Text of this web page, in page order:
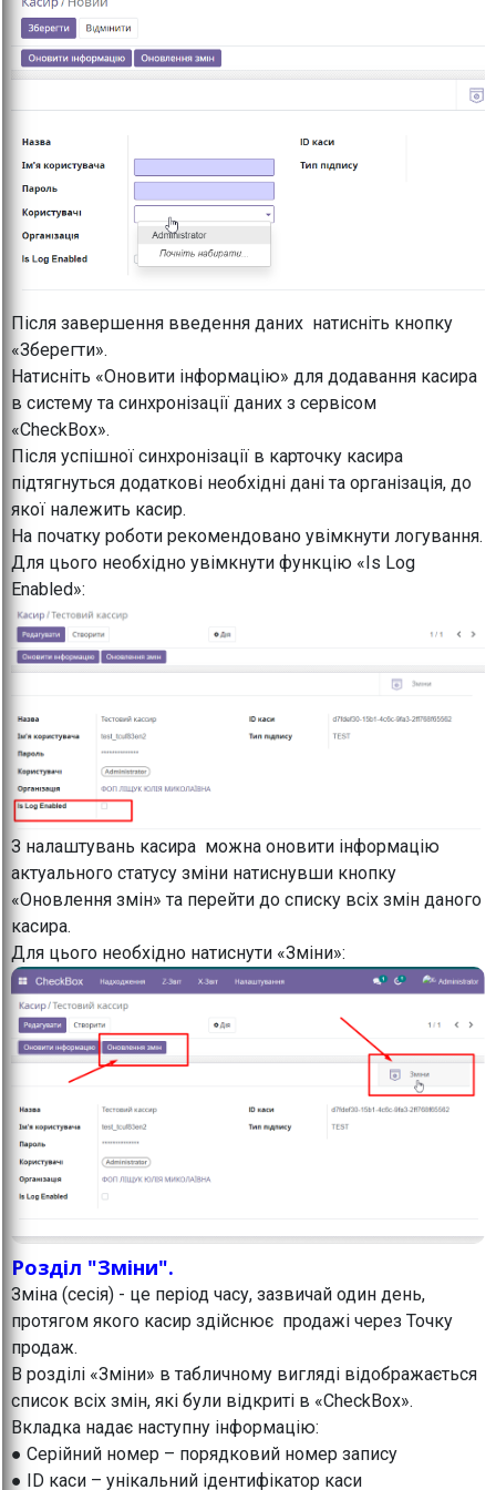
Після завершення введення даних натисніть кнопку
«Зберегти».
Натисніть «Оновити інформацію» для додавання касира
в систему та синхронізації даних з сервісом
«CheckBox».
Після успішної синхронізації в карточку касира
підтягнуться додаткові необхідні дані та організація, до
якої належить касир.
На початку роботи рекомендовано увімкнути логування.
Для цього необхідно увімкнути функцію «Is Log
Enabled»:
З налаштувань касира можна оновити інформацію
актуального статусу зміни натиснувши кнопку
«Оновлення змін» та перейти до списку всіх змін даного
касира.
Для цього необхідно натиснути «Зміни»:
Розділ "Зміни".
Зміна (сесія) - це період часу, зазвичай один день,
протягом якого касир здійснює продажі через Точку
продаж.
В розділі «Зміни» в табличному вигляді відображається
список всіх змін, які були відкриті в «CheckBox».
Вкладка надає наступну інформацію:
● Серійний номер – порядковий номер запису
● ID каси – унікальний ідентифікатор каси